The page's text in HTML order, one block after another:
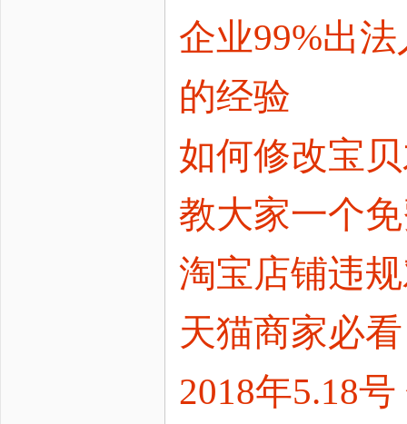
企业99%出
的经验
如何修改宝
教大家一个
淘宝店铺违
天猫商家必
2018年5.18